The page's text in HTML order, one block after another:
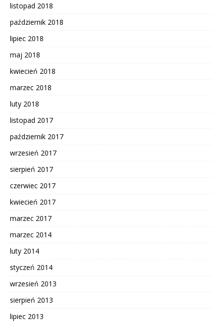
listopad 2018
październik 2018
lipiec 2018
maj 2018
kwiecień 2018
marzec 2018
luty 2018
listopad 2017
październik 2017
wrzesień 2017
sierpień 2017
czerwiec 2017
kwiecień 2017
marzec 2017
marzec 2014
luty 2014
styczeń 2014
wrzesień 2013
sierpień 2013
lipiec 2013